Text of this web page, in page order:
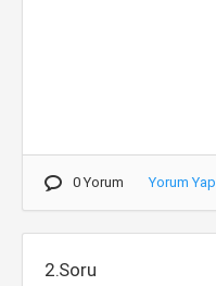
0 Yorum Yorum Yap
2.Soru